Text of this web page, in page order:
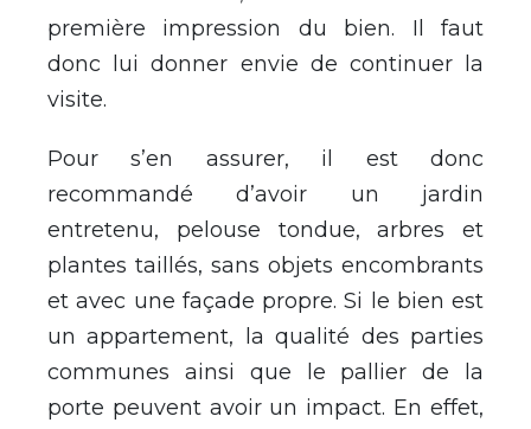
première impression du bien. Il faut
donc lui donner envie de continuer la
visite.
Pour s’en assurer, il est donc
recommandé d’avoir un jardin
entretenu, pelouse tondue, arbres et
plantes taillés, sans objets encombrants
et avec une façade propre. Si le bien est
un appartement, la qualité des parties
communes ainsi que le pallier de la
porte peuvent avoir un impact. En effet,